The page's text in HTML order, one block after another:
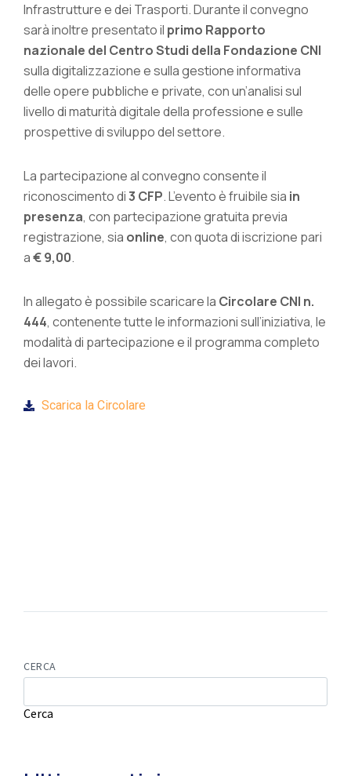
Infrastrutture e dei Trasporti. Durante il convegno
sarà inoltre presentato il primo Rapporto
nazionale del Centro Studi della Fondazione CNI
sulla digitalizzazione e sulla gestione informativa
delle opere pubbliche e private, con un’analisi sul
livello di maturità digitale della professione e sulle
prospettive di sviluppo del settore.
La partecipazione al convegno consente il
riconoscimento di3 CFP. L’evento è fruibile sia in
presenza, con partecipazione gratuita previa
registrazione, sia online, con quota di iscrizione pari
a€ 9,00.
In allegato è possibile scaricare la Circolare CNI n.
444, contenente tutte le informazioni sull’iniziativa, le
modalità di partecipazione e il programma completo
dei lavori.
Scarica la Circolare
CERCA
Cerca